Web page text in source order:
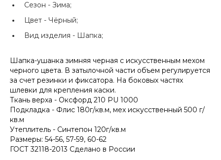
Сезон - Зима;
Цвет - Чёрный;
Вид изделия - Шапка;
Шапка-ушанка зимняя черная с искусственным мехом
черного цвета. В затылочной части объем регулируется
за счет резинки и фиксатора. На боковых частях
шлевки для крепления каски.
Ткань верха - Оксфорд 210 PU 1000
Подкладка - Флис 180г/кв.м, мех искусственный 500 г/
кв.м
Утеплитель - Синтепон 120г/кв.м
Размеры: 54-56, 57-59, 60-62
ГОСТ 32118-2013 Сделано в России